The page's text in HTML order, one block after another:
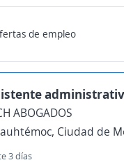
de empleo
ABOGADOS
Ciudad de
3 días